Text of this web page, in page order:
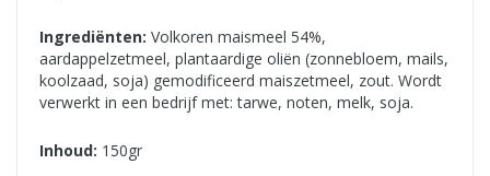
Ingrediënten: Volkoren maismeel 54%,
aardappelzetmeel, plantaardige oliën (zonnebloem, mails,
koolzaad, soja) gemodificeerd maiszetmeel, zout. Wordt
verwerkt in een bedrijf met: tarwe, noten, melk, soja.
Inhoud: 150gr